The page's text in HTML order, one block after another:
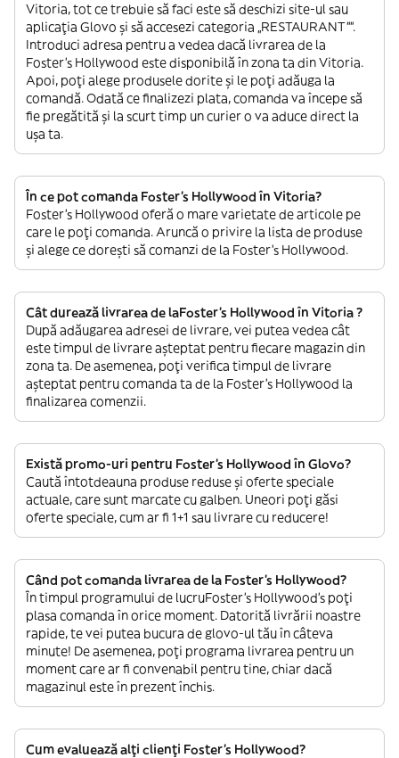
Vitoria, tot ce trebuie să faci este să deschizi site-ul sau
aplicația Glovo și să accesezi categoria „RESTAURANT””.
Introduci adresa pentru a vedea dacă livrarea de la
Foster's Hollywood este disponibilă în zona ta din Vitoria.
Apoi, poți alege produsele dorite și le poți adăuga la
comandă. Odată ce finalizezi plata, comanda va începe să
fie pregătită și la scurt timp un curier o va aduce direct la
ușa ta.
În ce pot comanda Foster's Hollywood în Vitoria?
Foster's Hollywood oferă o mare varietate de articole pe
care le poți comanda. Aruncă o privire la lista de produse
și alege ce dorești să comanzi de la Foster's Hollywood.
Cât durează livrarea de laFoster's Hollywood în Vitoria ?
După adăugarea adresei de livrare, vei putea vedea cât
este timpul de livrare așteptat pentru fiecare magazin din
zona ta. De asemenea, poți verifica timpul de livrare
așteptat pentru comanda ta de la Foster's Hollywood la
finalizarea comenzii.
Există promo-uri pentru Foster's Hollywood în Glovo?
Caută întotdeauna produse reduse și oferte speciale
actuale, care sunt marcate cu galben. Uneori poți găsi
oferte speciale, cum ar fi 1+1 sau livrare cu reducere!
Când pot comanda livrarea de la Foster's Hollywood?
În timpul programului de lucruFoster's Hollywood’s poți
plasa comanda în orice moment. Datorită livrării noastre
rapide, te vei putea bucura de glovo-ul tău în câteva
minute! De asemenea, poți programa livrarea pentru un
moment care ar fi convenabil pentru tine, chiar dacă
magazinul este în prezent închis.
Cum evaluează alți clienți Foster's Hollywood?